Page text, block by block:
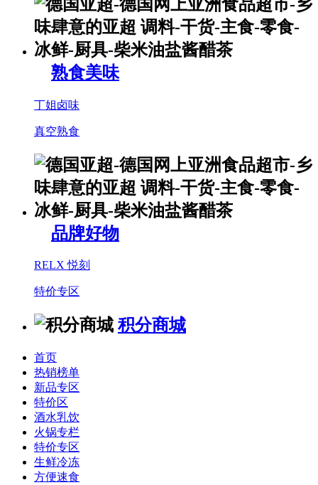
熟食美味
丁姐卤味
真空熟食
品牌好物
RELX 悦刻
特价专区
积分商城
首页
热销榜单
新品专区
特价区
酒水乳饮
火锅专栏
特价专区
生鲜冷冻
方便速食